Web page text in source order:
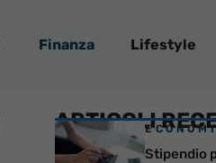
Finanza Lifestyle
ARTICOLI
Stipendio